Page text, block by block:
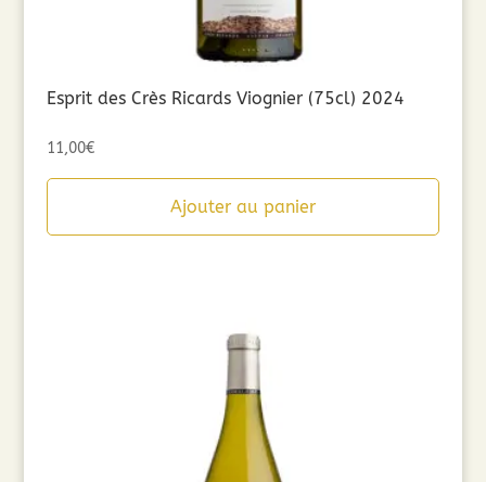
Esprit des Crès Ricards Viognier (75cl) 2024
11,00€
Ajouter au panier